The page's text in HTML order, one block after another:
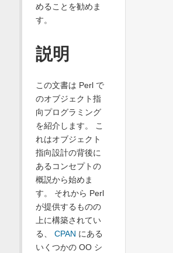
めることを勧めま
す。
説明
この文書は Perl で
のオブジェクト指
向プログラミング
を紹介します。 こ
れはオブジェクト
指向設計の背後に
あるコンセプトの
概説から始めま
す。 それから Perl
が提供するものの
上に構築されてい
る、 CPAN にある
いくつかの OO シ